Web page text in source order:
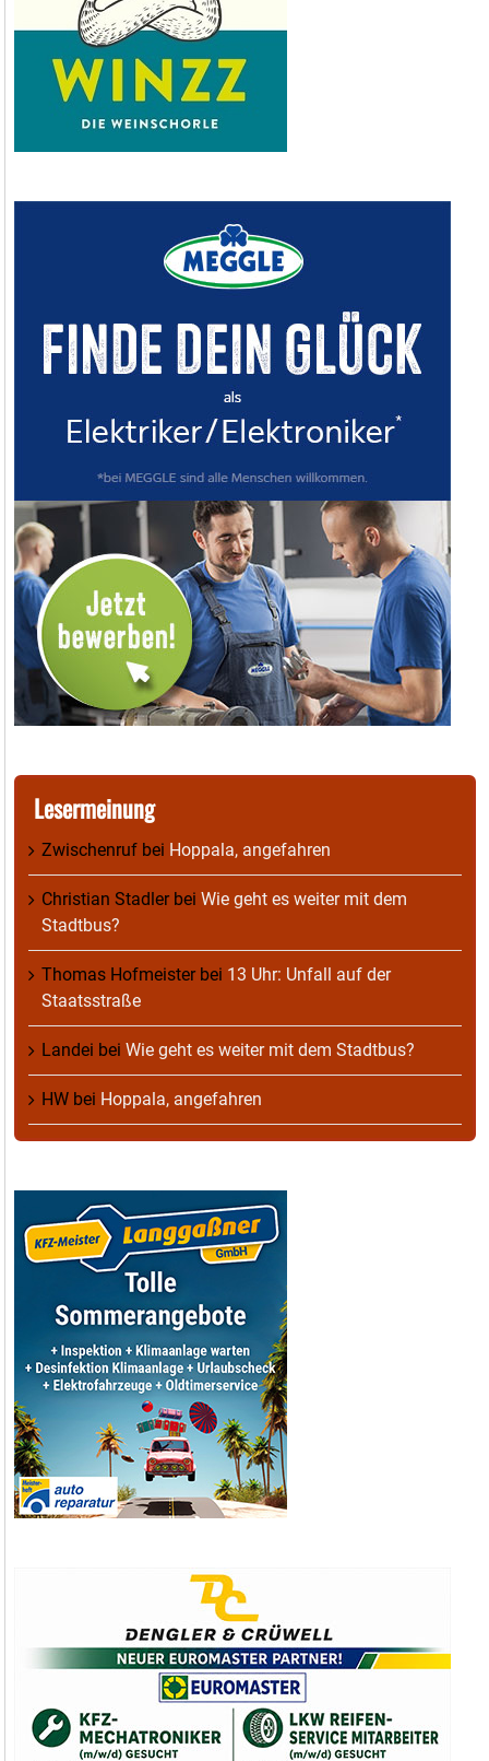
Lesermeinung
Zwischenruf bei Hoppala, angefahren
Christian Stadlerbei Wie geht es weiter mit dem
Stadtbus?
Thomas Hofmeisterbei 13 Uhr: Unfall auf der
Staatsstraße
Landei bei Wie geht es weiter mit dem Stadtbus?
HW bei Hoppala, angefahren